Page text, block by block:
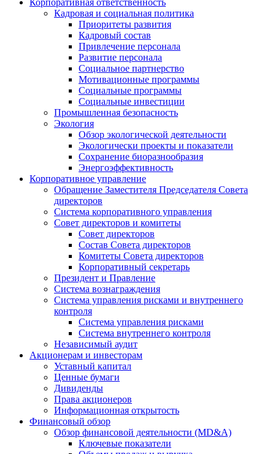
Корпоративная ответственность
Кадровая и социальная политика
Приоритеты развития
Кадровый состав
Привлечение персонала
Развитие персонала
Социальное партнерство
Мотивационные программы
Социальные программы
Социальные инвестиции
Промышленная безопасность
Экология
Обзор экологической деятельности
Экологически проекты и показатели
Сохранение биоразнообразия
Энергоэффективность
Корпоративное управление
Обращение Заместителя Председателя Совета
директоров
Система корпоративного управления
Совет директоров и комитеты
Совет директоров
Состав Совета директоров
Комитеты Совета директоров
Корпоративный секретарь
Президент и Правление
Система вознаграждения
Система управления рисками и внутреннего
контроля
Система управления рисками
Система внутреннего контроля
Независимый аудит
Акционерам и инвесторам
Уставный капитал
Ценные бумаги
Дивиденды
Права акционеров
Информационная открытость
Финансовый обзор
Обзор финансовой деятельности (MD&A)
Ключевые показатели